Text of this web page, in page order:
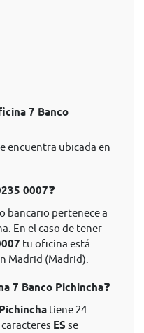
7 Banco
encuentra ubicada en
0007❓
bancario pertenece a
En el caso de tener
tu oficina está
Madrid (Madrid).
7 Banco Pichincha❓
tiene 24
ES se